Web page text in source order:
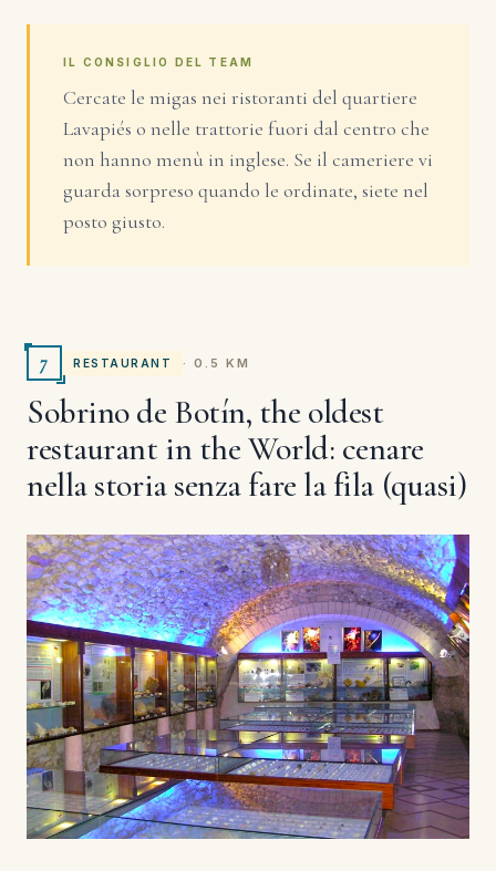
IL CONSIGLIO DEL TEAM
Cercate le migas nei ristoranti del quartiere
Lavapiés o nelle trattorie fuori dal centro che
non hanno menù in inglese. Se il cameriere vi
guarda sorpreso quando le ordinate, siete nel
posto giusto.
7 RESTAURANT · 0.5 KM
Sobrino de Botín, the oldest
restaurant in the World: cenare
nella storia senza fare la fila (quasi)